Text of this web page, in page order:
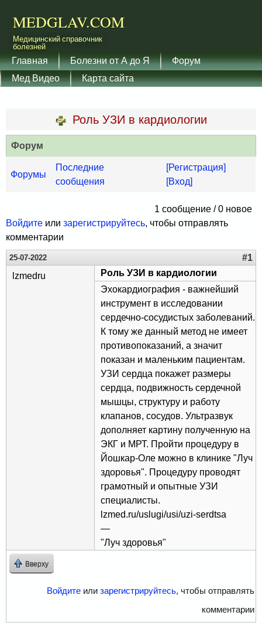
содержанию
MEDGLAV.COM
Медицинский справочник
болезней
Главное меню
Главная Болезни от А до Я
Форум
Мед Видео
Карта сайта
Роль УЗИ в кардиологии
Форум
Форумы
Последние
сообщения
[Регистрация]
[Вход]
1 сообщение / 0 новое
Войдите или зарегистрируйтесь, чтобы отправлять
комментарии
25-07-2022
#1
lzmedru
Роль УЗИ в кардиологии
Эхокардиография - важнейший
инструмент в исследовании
сердечно-сосудистых заболеваний.
К тому же данный метод не имеет
противопоказаний, а значит
показан и маленьким пациентам.
УЗИ сердца покажет размеры
сердца, подвижность сердечной
мышцы, структуру и работу
клапанов, сосудов. Ультразвук
дополняет картину полученную на
ЭКГ и МРТ. Пройти процедуру в
Йошкар-Оле можно в клинике "Луч
здоровья". Процедуру проводят
грамотный и опытные УЗИ
специалисты.
lzmed.ru/uslugi/usi/uzi-serdtsa
—
"Луч здоровья"
Вверху
Войдите или зарегистрируйтесь, чтобы отправлять
комментарии